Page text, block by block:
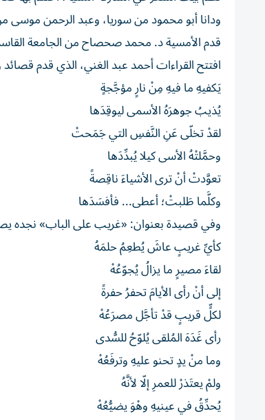
ودانا أبو محمود من سوريا، وعبد الرحمن موسى
قدم الأمسية د. محمد صحصاح من الجامعة
افتتح القراءات أحمد عبد الغني، الذي قدم
يَكفيهِ ما فيهِ مِنْ نارٍ مؤجَّجةٍ
يُذيبُ جوهرَهُ الأسمى ليوقِدَها
لقدْ تخلّى عَنِ النَّفسِ التي جَمَحتْ
وحمَّلتْهُ الأسى كيلا يُبدِّدَها
تعوَّدتْ أنْ ترى الأشياءَ ناقِصةً
وكلَّما طَلبتْ؛ أعطى... فأفسَدَها
وفي قصيدة بعنوان: «غريب على الباب» نجده
كأيِّ غريبٍ عاشَ يُطعِمُ حلمَهُ
لقاءَ مصيرٍ ما يزالُ يُجوّعُهْ
إلى أنْ رأى الأيامَ تحفرُ حفرةً
لكلٍّ قريبٍ قدْ تأجَّل مصرَعُهْ
رأى غَدَهَ المُلقى يُلوّحُ للسُّدى
وما منْ يدٍ تحنو عليهِ وترفَعُهْ
ولمْ يعتَذرْ للعمرِ إلّا لأنَّهُ
يُحدِّقُ في عينيهِ وهْوَ يضيُّعُهْ